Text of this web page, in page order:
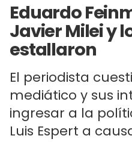
Eduardo
Javier Milei y
estallaron
El periodista
mediático y sus
ingresar a la
Luis Espert a